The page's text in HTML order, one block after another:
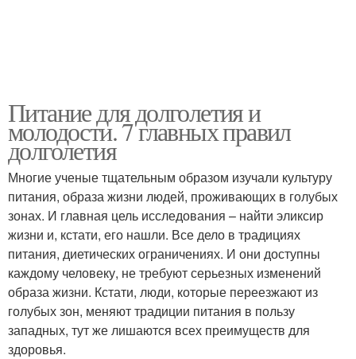
Питание для долголетия и
молодости. 7 главных правил
долголетия
Многие ученые тщательным образом изучали культуру
питания, образа жизни людей, проживающих в голубых
зонах. И главная цель исследования – найти эликсир
жизни и, кстати, его нашли. Все дело в традициях
питания, диетических ограничениях. И они доступны
каждому человеку, не требуют серьезных изменений
образа жизни. Кстати, люди, которые переезжают из
голубых зон, меняют традиции питания в пользу
западных, тут же лишаются всех преимуществ для
здоровья.